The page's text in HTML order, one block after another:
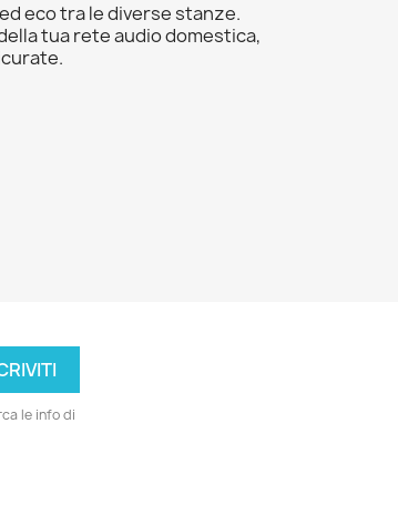
eco tra le diverse stanze.
tua rete audio domestica,
le info di